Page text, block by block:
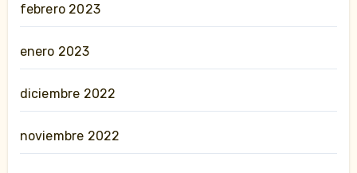
febrero 2023
enero 2023
diciembre 2022
noviembre 2022